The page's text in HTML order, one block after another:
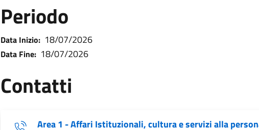
Periodo
Data Inizio: 18/07/2026
Data Fine: 18/07/2026
Contatti
Area 1 - Affari Istituzionali, cultura e servizi alla